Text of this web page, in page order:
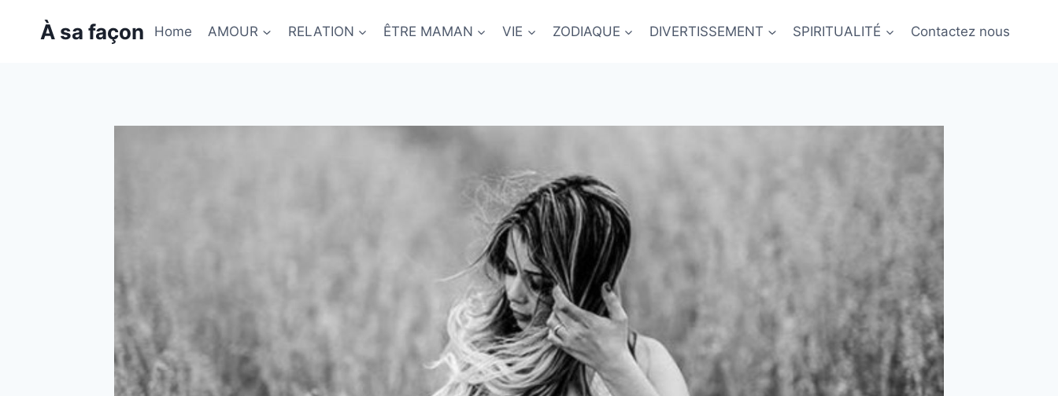
À sa façon Home AMOUR RELATION ÊTRE MAMAN VIE ZODIAQUE DIVERTISSEMENT SPIRITUALITÉ Contactez nous